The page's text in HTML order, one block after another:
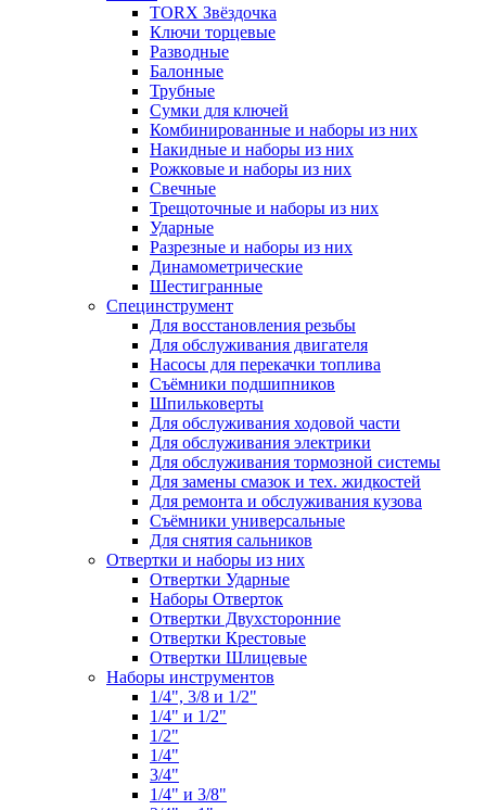
TORX Звёздочка
Ключи торцевые
Разводные
Балонные
Трубные
Сумки для ключей
Комбинированные и наборы из них
Накидные и наборы из них
Рожковые и наборы из них
Свечные
Трещоточные и наборы из них
Ударные
Разрезные и наборы из них
Динамометрические
Шестигранные
Специнструмент
Для восстановления резьбы
Для обслуживания двигателя
Насосы для перекачки топлива
Съёмники подшипников
Шпильковерты
Для обслуживания ходовой части
Для обслуживания электрики
Для обслуживания тормозной системы
Для замены смазок и тех. жидкостей
Для ремонта и обслуживания кузова
Съёмники универсальные
Для снятия сальников
Отвертки и наборы из них
Отвертки Ударные
Наборы Отверток
Отвертки Двухсторонние
Отвертки Крестовые
Отвертки Шлицевые
Наборы инструментов
1/4", 3/8 и 1/2"
1/4" и 1/2"
1/2"
1/4"
3/4"
1/4" и 3/8"